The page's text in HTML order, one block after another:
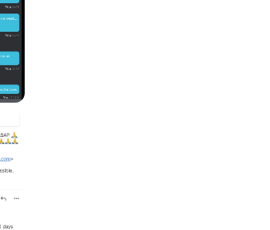
вывода на 6000 долларов США. С тех
электронное письмо в службу поддерж
2024 года, этот брокер отклонил
22 марта 2024 года я снова попыталас
как этот брокер будет себя вес
Пожалуйста, помогите мне вернуть х
программного обеспечения иск
на скриншотах ниже, и я надеюсь,